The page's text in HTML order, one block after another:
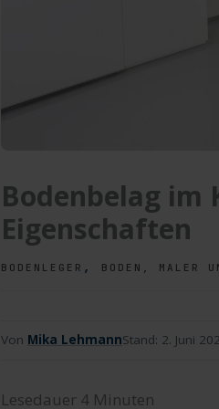
Bodenbelag im
Eigenschaften
BODENLEGER , BODEN, MALER
Von Mika LehmannStand: 2. Juni
Lesedauer 4 Minuten